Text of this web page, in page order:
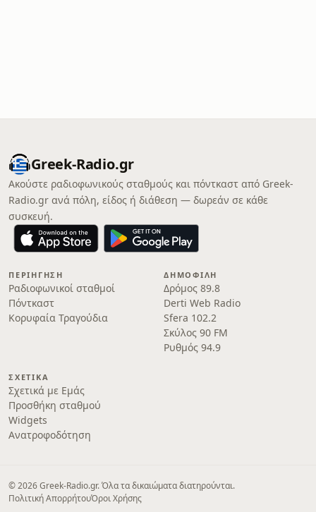
Greek-Radio.gr
Ακούστε ραδιοφωνικούς σταθμούς και πόντκαστ από Greek-
Radio.gr ανά πόλη, είδος ή διάθεση — δωρεάν σε κάθε
συσκευή.
ΠΕΡΙΉΓΗΣΗ
Ραδιοφωνικοί σταθμοί
Πόντκαστ
Κορυφαία Τραγούδια
ΔΗΜΟΦΙΛΉ
Δρόμος 89.8
Derti Web Radio
Sfera 102.2
Σκύλος 90 FM
Ρυθμός 94.9
ΣΧΕΤΙΚΆ
Σχετικά με Εμάς
Προσθήκη σταθμού
Widgets
Ανατροφοδότηση
© 2026 Greek-Radio.gr. Όλα τα δικαιώματα διατηρούνται.
Πολιτική ΑπορρήτουΌροι Χρήσης